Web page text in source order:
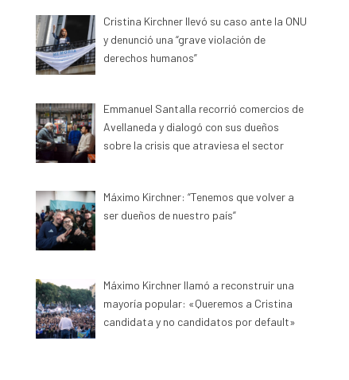
Cristina Kirchner llevó su caso ante la ONU
y denunció una “grave violación de
derechos humanos”
Emmanuel Santalla recorrió comercios de
Avellaneda y dialogó con sus dueños
sobre la crisis que atraviesa el sector
Máximo Kirchner: “Tenemos que volver a
ser dueños de nuestro país”
Máximo Kirchner llamó a reconstruir una
mayoría popular: «Queremos a Cristina
candidata y no candidatos por default»